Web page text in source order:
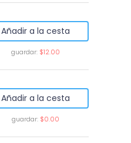
Añadir a la cesta
guardar: $12.00
Añadir a la cesta
guardar: $0.00